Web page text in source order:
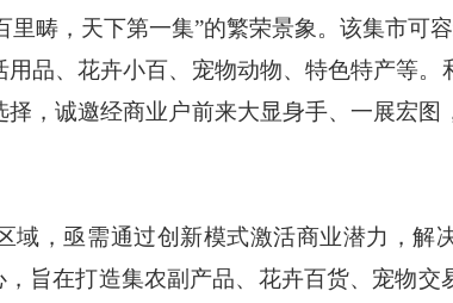
里畴，天下第一集”的繁荣景象。该集市可
品、花卉小百、宠物动物、特色特产等。
，诚邀经商业户前来大显身手、一展宏
域，亟需通过创新模式激活商业潜力，解
旨在打造集农副产品、花卉百货、宠物交